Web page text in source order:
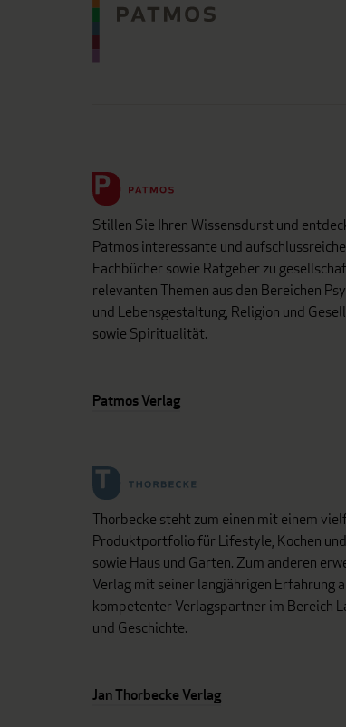
Stillen Sie Ihren Wissensdurst und
Patmos interessante und
Fachbücher sowie Ratgeber zu
relevanten Themen aus den Bereichen
und Lebensgestaltung, Religion und
sowie Spiritualität.
Patmos Verlag
Thorbecke steht zum einen mit einem
Produktportfolio für Lifestyle, Kochen
sowie Haus und Garten. Zum anderen
Verlag mit seiner langjährigen Erfahrung
kompetenter Verlagspartner im Bereich
und Geschichte.
Jan Thorbecke Verlag